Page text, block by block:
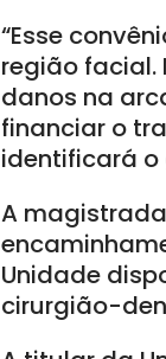
“Esse
região facial.
danos na
financiar o
identificará o
A
Unidade
cirurgião-